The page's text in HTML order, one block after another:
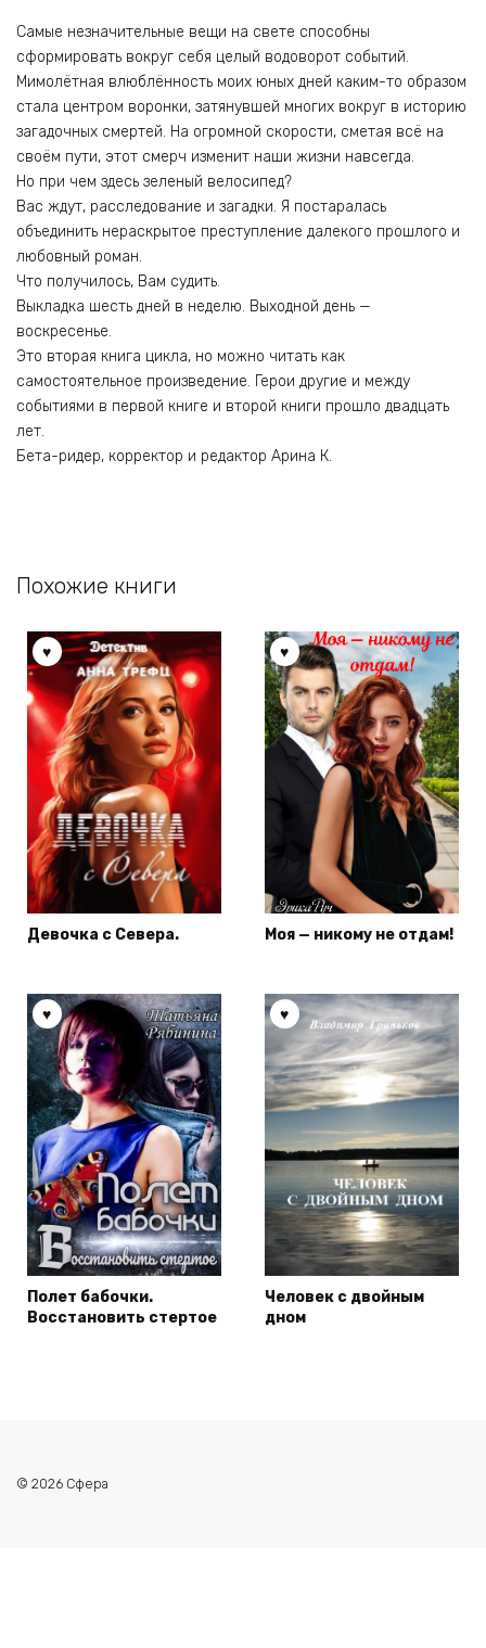
Самые незначительные вещи на свете способны
сформировать вокруг себя целый водоворот событий.
Мимолётная влюблённость моих юных дней каким-то образом
стала центром воронки, затянувшей многих вокруг в историю
загадочных смертей. На огромной скорости, сметая всё на
своём пути, этот смерч изменит наши жизни навсегда.
Но при чем здесь зеленый велосипед?
Вас ждут, расследование и загадки. Я постаралась
объединить нераскрытое преступление далекого прошлого и
любовный роман.
Что получилось, Вам судить.
Выкладка шесть дней в неделю. Выходной день —
воскресенье.
Это вторая книга цикла, но можно читать как
самостоятельное произведение. Герои другие и между
событиями в первой книге и второй книги прошло двадцать
лет.
Бета-ридер, корректор и редактор Арина К.
Похожие книги
Девочка с Севера. Моя — никому не отдам!
Полет бабочки.
Восстановить стертое
Человек с двойным
дном
© 2026 Сфера